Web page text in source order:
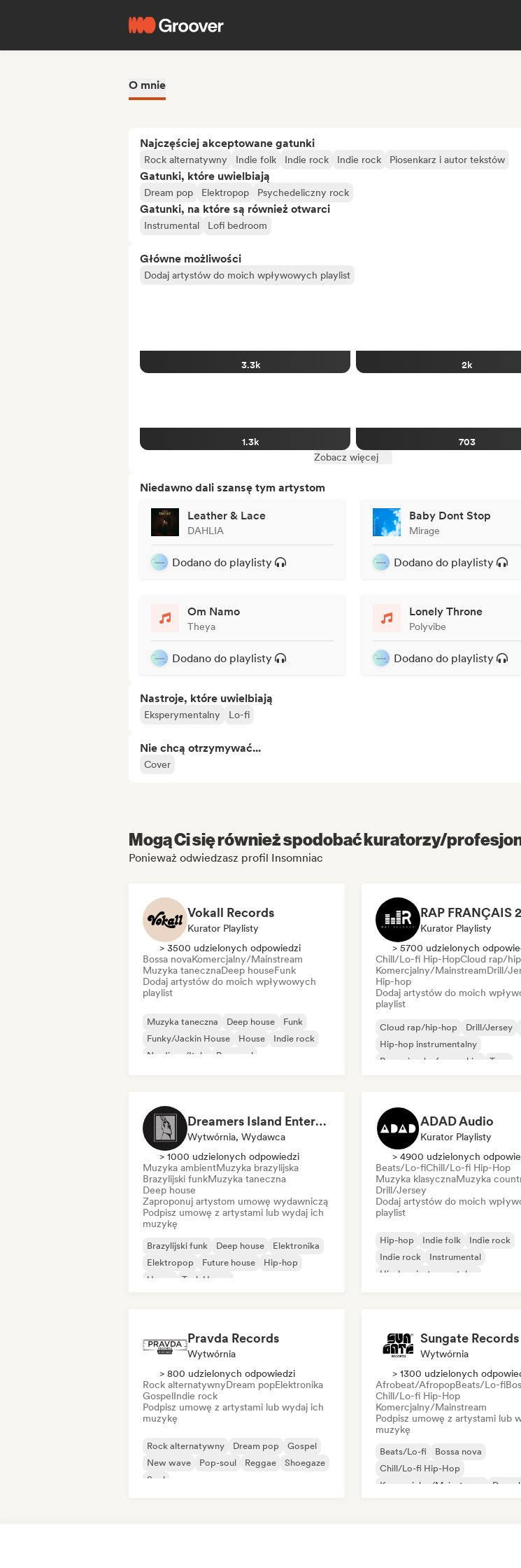
O mnie
Najczęściej akceptowane gatunki
Rock alternatywny Indie folk Indie rock Indie rock Piosenkarz i autor tekstów
Gatunki, które uwielbiają
Dream pop Elektropop Psychedeliczny rock
Gatunki, na które są również otwarci
Instrumental Lofi bedroom
Główne możliwości
Dodaj artystów do moich wpływowych playlist
3.3k 2k
1.3k
703
Zobacz więcej
Niedawno dali szansę tym artystom
Leather & Lace
DAHLIA
Dodano do playlisty
Baby Dont Stop
Mirage
Dodano do playlisty
Om Namo
Theya
Dodano do playlisty
Lonely Throne
Polyvibe
Dodano do playlisty
Nastroje, które uwielbiają
Eksperymentalny Lo-fi
Nie chcą otrzymywać...
Cover
Mogą Ci się również spodobać kuratorzy/
Ponieważ odwiedzasz profil Insomniac
Vokall Records
Kurator Playlisty
> 3500 udzielonych odpowiedzi
Bossa novaKomercjalny/Mainstream
Muzyka tanecznaDeep houseFunk
Dodaj artystów do moich wpływowych
playlist
Muzyka taneczna Deep house
Funk
Funky/Jackin House
House
Indie rock
Nu-disco/Italo
Pop-soul
Kurator Playlisty
> 5700 udzielonych
Chill/Lo-fi Hip-HopCloud rap/
Komercjalny/MainstreamDrill/
Hip-hop
Dodaj artystów do moich
playlist
Cloud rap/hip-hop Drill/Jersey
Hip-hop instrumentalny
Rap w języku francuskim
Trap
Dreamers Island Entertainment
Wytwórnia, Wydawca
> 1000 udzielonych odpowiedzi
Muzyka ambientMuzyka brazylijska
Brazylijski funkMuzyka taneczna
Deep house
Zaproponuj artystom umowę wydawniczą
Podpisz umowę z artystami lub wydaj ich
muzykę
Brazylijski funk Deep house
Elektronika
Elektropop
Future house
Hip-hop
House
Tech House
ADAD Audio
Kurator Playlisty
> 4900 udzielonych
Beats/Lo-fiChill/Lo-fi Hip-Hop
Muzyka klasycznaMuzyka
Drill/Jersey
Dodaj artystów do moich
playlist
Hip-hop Indie folk
Indie rock
Indie rock
Instrumental
Hip-hop instrumentalny
Pravda Records
Wytwórnia
> 800 udzielonych odpowiedzi
Rock alternatywnyDream popElektronika
GospelIndie rock
Podpisz umowę z artystami lub wydaj ich
muzykę
Rock alternatywny Dream pop
Gospel
New wave
Pop-soul Reggae
Shoegaze
Soul
Sungate Records
Wytwórnia
> 1300 udzielonych
Afrobeat/AfropopBeats/Lo-fi
Chill/Lo-fi Hip-Hop
Komercjalny/Mainstream
Podpisz umowę z artystami lub
muzykę
Beats/Lo-fi
Bossa nova
Chill/Lo-fi Hip-Hop
Komercjalny/Mainstream